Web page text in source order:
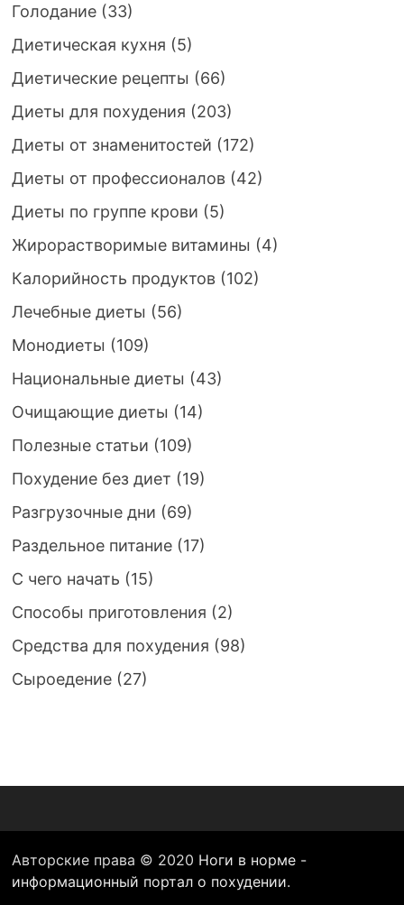
Голодание(33)
Диетическая кухня (5)
Диетические рецепты (66)
Диеты для похудения (203)
Диеты от знаменитостей (172)
Диеты от профессионалов(42)
Диеты по группе крови (5)
Жирорастворимые витамины (4)
Калорийность продуктов(102)
Лечебные диеты (56)
Монодиеты (109)
Национальные диеты (43)
Очищающие диеты (14)
Полезные статьи (109)
Похудение без диет (19)
Разгрузочные дни (69)
Раздельное питание(17)
С чего начать (15)
Способы приготовления (2)
Средства для похудения (98)
Сыроедение(27)
Авторские права © 2020 Ноги в норме -
информационный портал о похудении.